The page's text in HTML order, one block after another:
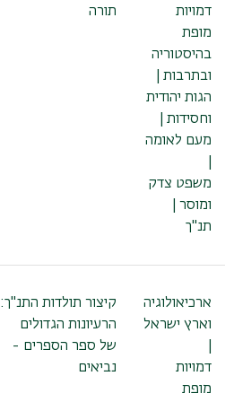
דמויות
מופת
בהיסטוריה
ובתרבות |
הגות יהודית
וחסידות |
מעם לאומה
משפט צדק
ומוסר |
תנ"ך
תורה
ארכיאולוגיה
וארץ ישראל
דמויות
מופת
קיצור תולדות התנ"ך:
הרעיונות הגדולים
של ספר הספרים -
נביאים